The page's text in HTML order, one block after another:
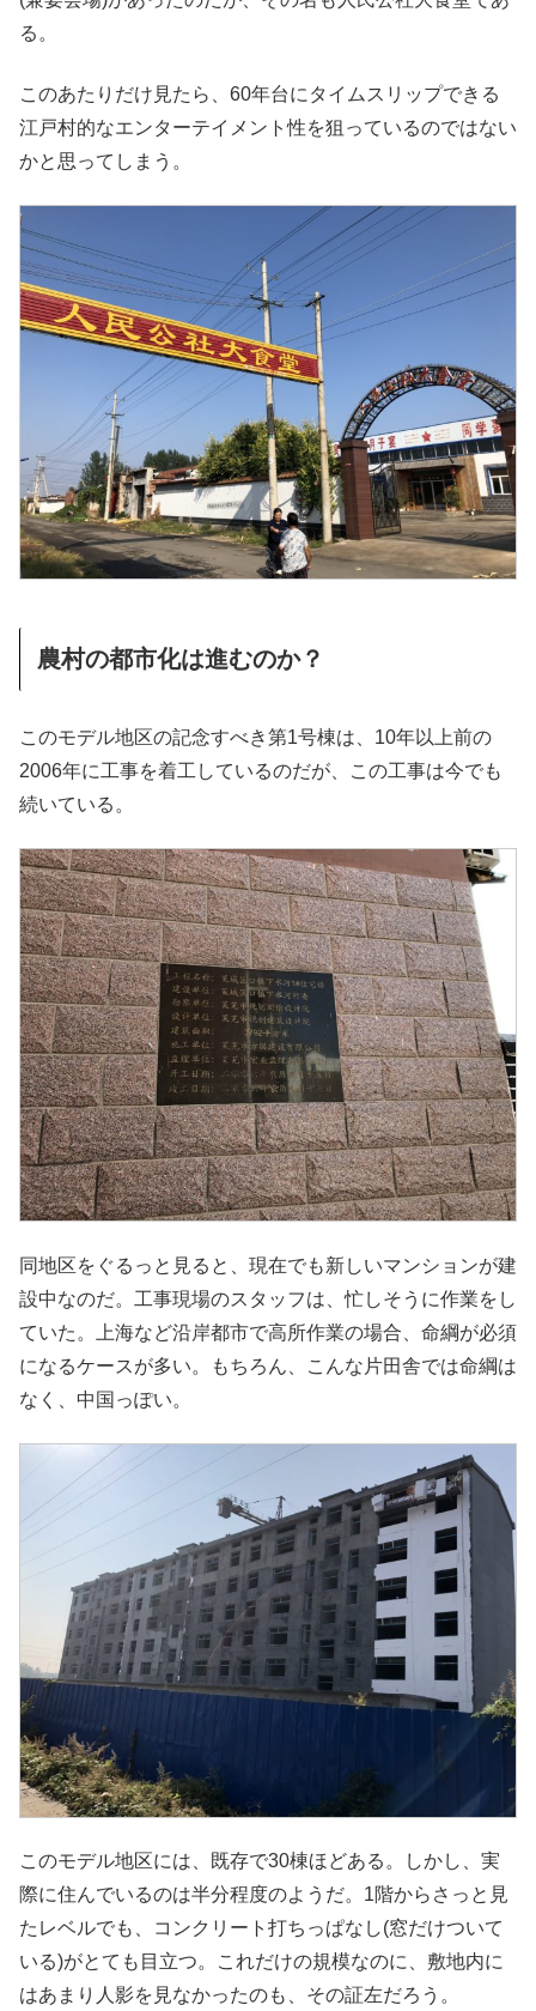
る。
このあたりだけ見たら、60年台にタイムスリップできる
江戸村的なエンターテイメント性を狙っているのではない
かと思ってしまう。
農村の都市化は進むのか？
このモデル地区の記念すべき第1号棟は、10年以上前の
2006年に工事を着工しているのだが、この工事は今でも
続いている。
同地区をぐるっと見ると、現在でも新しいマンションが建
設中なのだ。工事現場のスタッフは、忙しそうに作業をし
ていた。上海など沿岸都市で高所作業の場合、命綱が必須
になるケースが多い。もちろん、こんな片田舎では命綱は
なく、中国っぽい。
このモデル地区には、既存で30棟ほどある。しかし、実
際に住んでいるのは半分程度のようだ。1階からさっと見
たレベルでも、コンクリート打ちっぱなし(窓だけついて
いる)がとても目立つ。これだけの規模なのに、敷地内に
はあまり人影を見なかったのも、その証左だろう。